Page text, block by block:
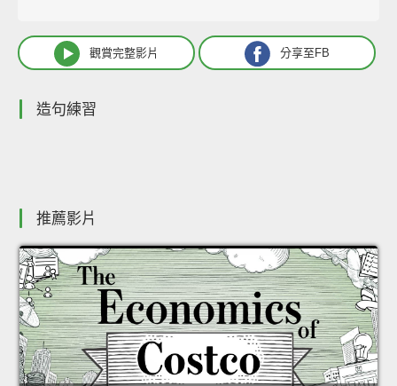
觀賞完整影片 分享至FB
造句練習
推薦影片